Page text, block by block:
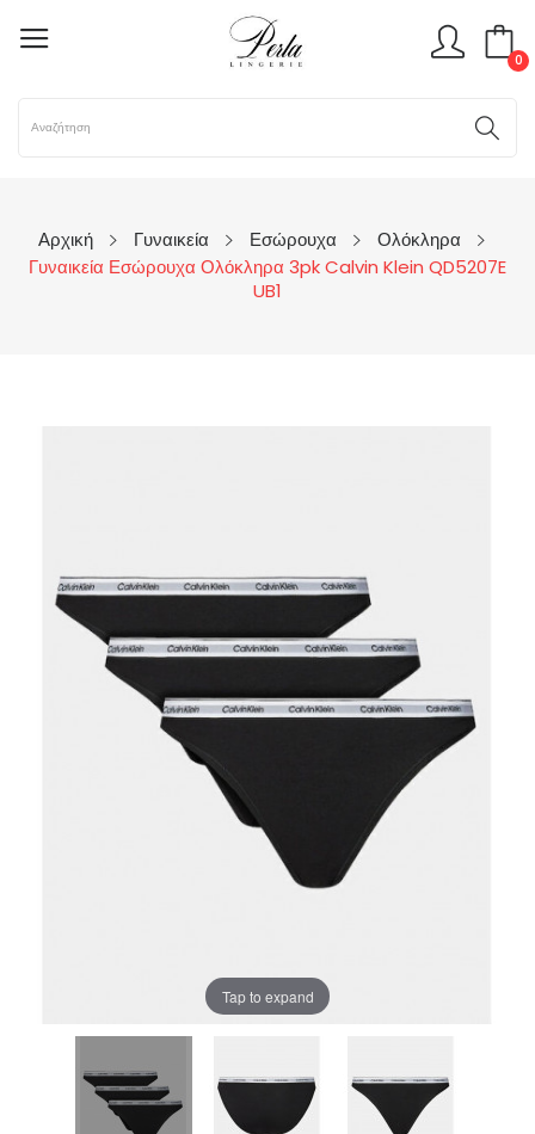
0
Αρχική Γυναικεία Εσώρουχα
Ολόκληρα
Γυναικεία Εσώρουχα Ολόκληρα 3pk Calvin Klein QD5207E
UB1
Tap to expand